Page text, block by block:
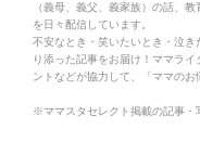
（義母、義父、義家族）の話、
を日々配信しています。
不安なとき・笑いたいとき・泣
り添った記事をお届け！ママラ
ントなどが協力して、「ママのお
※ママスタセレクト掲載の記事・